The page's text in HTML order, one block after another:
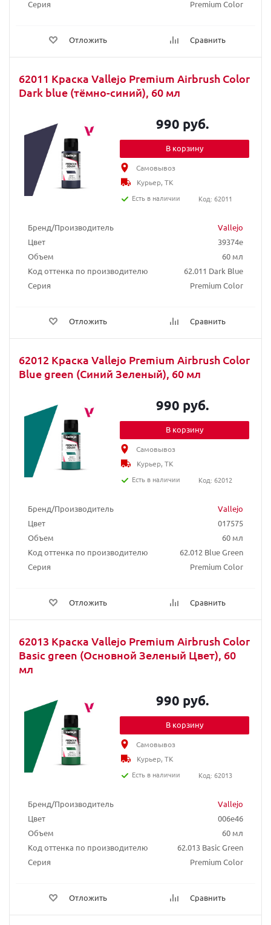
Серия
Premium Color
Отложить Сравнить
62011 Краска Vallejo Premium Airbrush Color
Dark blue (тёмно-синий), 60 мл
Бренд/Производитель
Vallejo
Цвет
39374e
Объем
60 мл
Код оттенка по производителю
62.011 Dark Blue
Серия
Premium Color
Отложить Сравнить
990 руб.
В корзину
Самовывоз
Курьер, ТК
Есть в наличии
Код: 62011
62012 Краска Vallejo Premium Airbrush Color
Blue green (Синий Зеленый), 60 мл
Бренд/Производитель
Vallejo
Цвет
017575
Объем
60 мл
Код оттенка по производителю
62.012 Blue Green
Серия
Premium Color
Отложить Сравнить
990 руб.
В корзину
Самовывоз
Курьер, ТК
Есть в наличии
Код: 62012
62013 Краска Vallejo Premium Airbrush Color
Basic green (Основной Зеленый Цвет), 60
мл
Бренд/Производитель
Vallejo
Цвет
006e46
Объем
60 мл
Код оттенка по производителю
62.013 Basic Green
Серия
Premium Color
Отложить Сравнить
990 руб.
В корзину
Самовывоз
Курьер, ТК
Есть в наличии
Код: 62013